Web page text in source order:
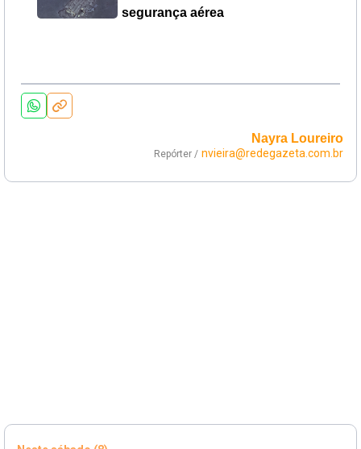
segurança aérea
Nayra Loureiro
Repórter / nvieira@redegazeta.com.br